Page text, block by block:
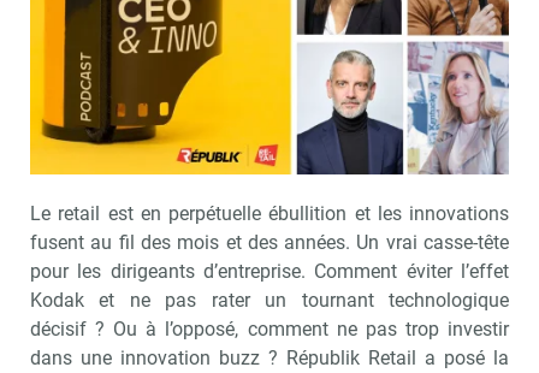
Le retail est en perpétuelle ébullition et les innovations
fusent au fil des mois et des années. Un vrai casse-tête
pour les dirigeants d’entreprise. Comment éviter l’effet
Kodak et ne pas rater un tournant technologique
décisif ? Ou à l’opposé, comment ne pas trop investir
dans une innovation buzz ? Républik Retail a posé la